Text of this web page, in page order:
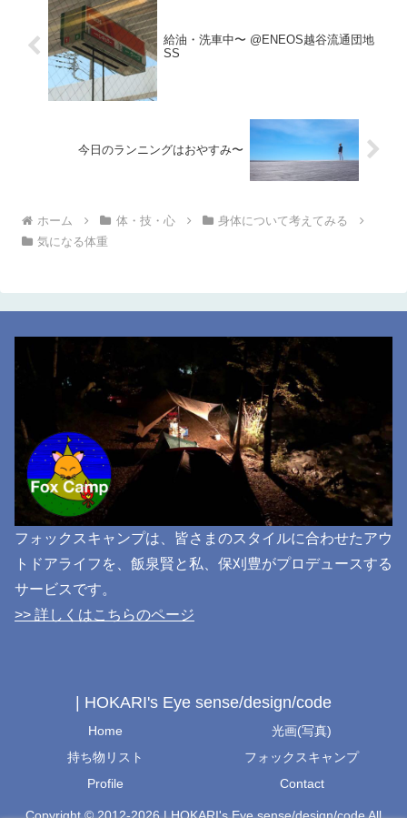
給油・洗車中〜 @ENEOS越谷流通団地
SS
今日のランニングはおやすみ〜
ホーム 体・技・心
身体について考えてみる
気になる体重
フォックスキャンプは、皆さまのスタイルに合わせたアウ
トドアライフを、飯泉賢と私、保刈豊がプロデュースする
サービスです。
>> 詳しくはこちらのページ
| HOKARI's Eye sense/design/code
Home
光画(写真)
持ち物リスト
フォックスキャンプ
Profile
Contact
Copyright © 2012-2026 | HOKARI's Eye sense/design/code All